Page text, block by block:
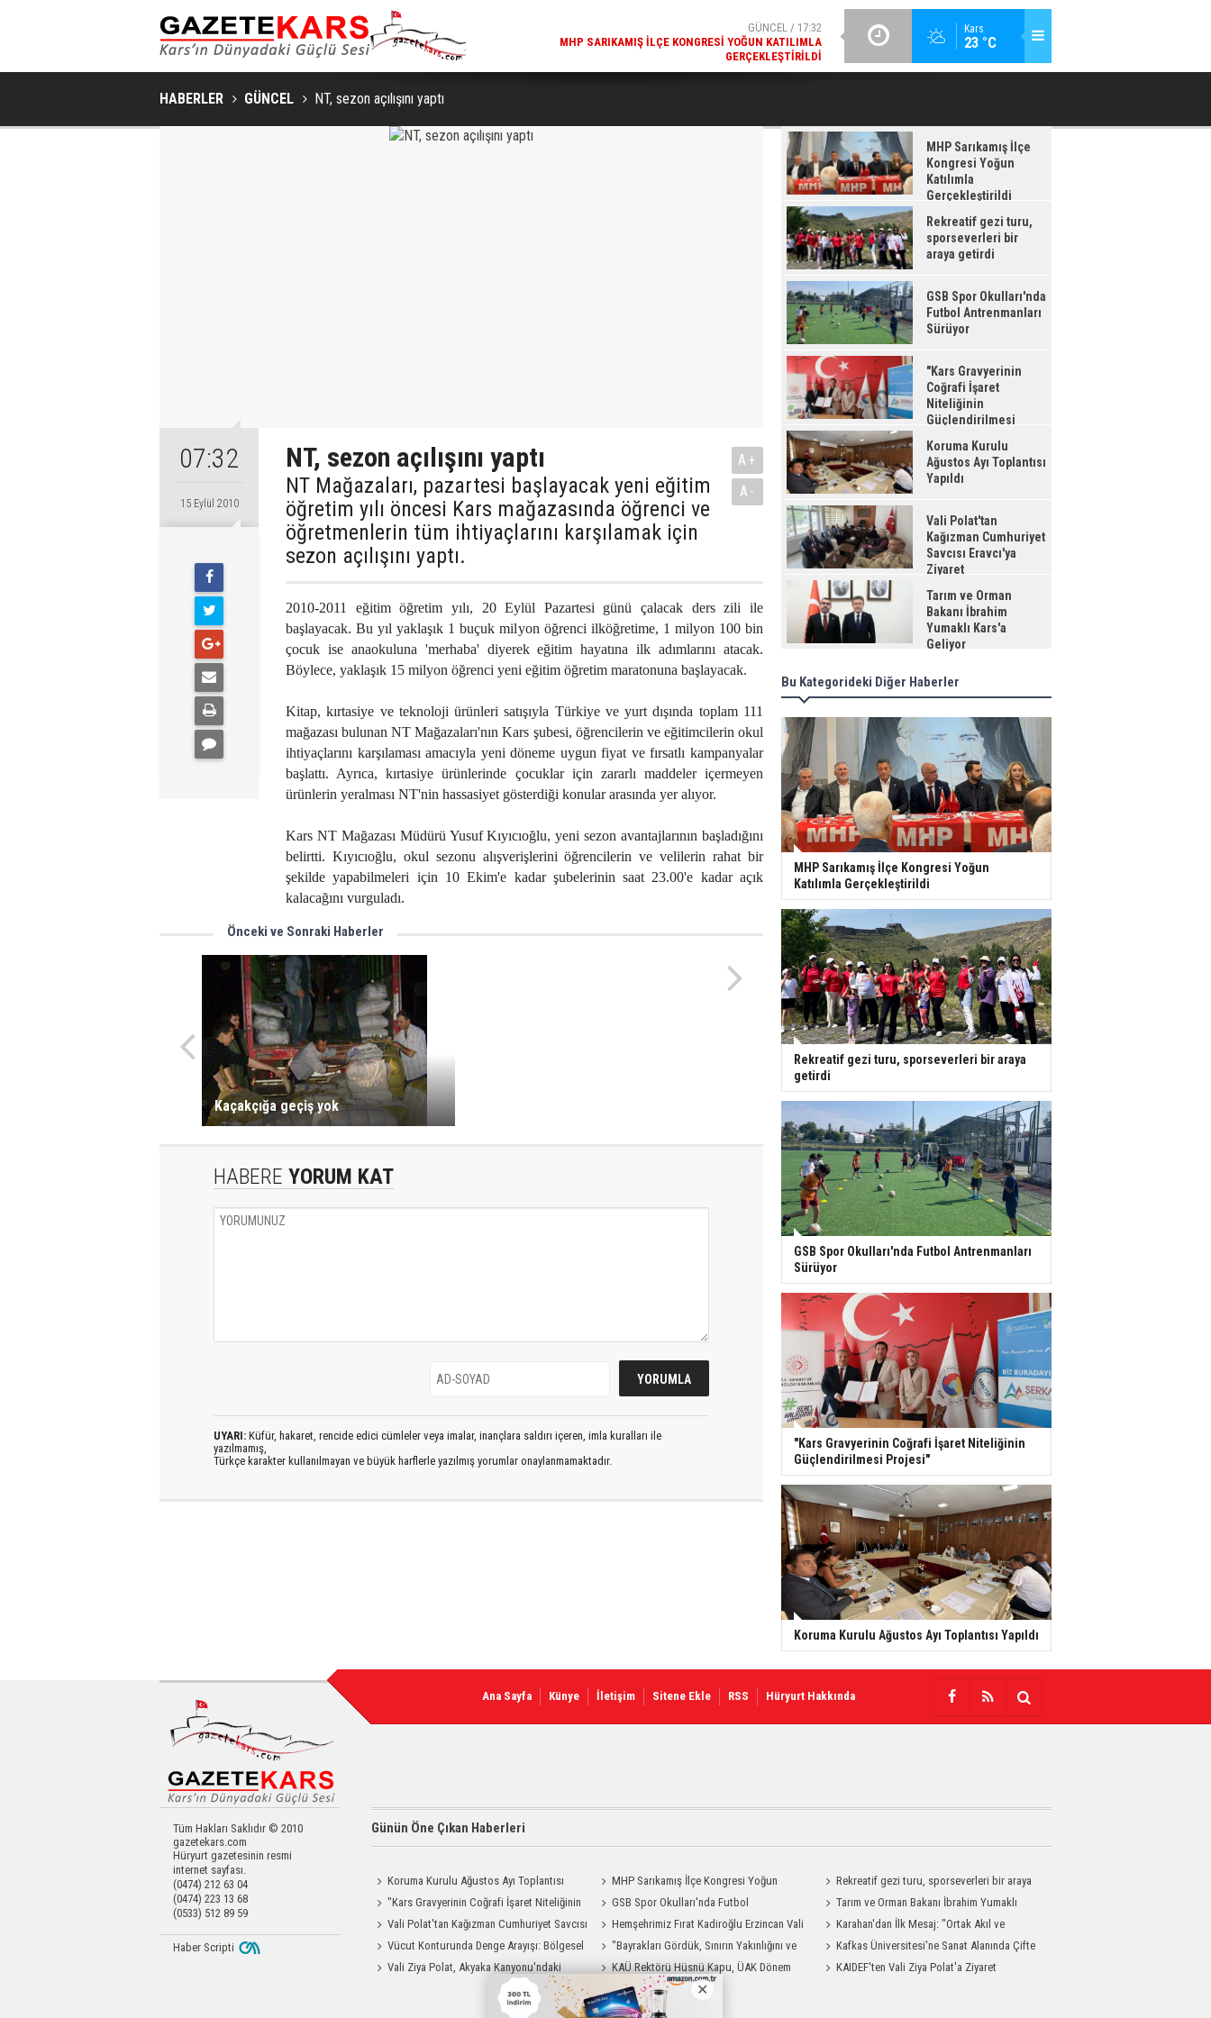
Kars
23 °C
GÜNCEL / 17:08
REKREATIF GEZI TURU, SPORSEVERLERI BIR ARAYA GETIRDI
GSB SPOR OKULLARI'NDA FUTBOL ANTRENMANLARI SÜRÜYOR
HABERLER GÜNCEL NT, sezon açılışını yaptı
07:32
15 Eylül 2010
NT, sezon açılışını yaptı
NT Mağazaları, pazartesi başlayacak yeni eğitim
öğretim yılı öncesi Kars mağazasında öğrenci ve
öğretmenlerin tüm ihtiyaçlarını karşılamak için
sezon açılışını yaptı.
A+
A-
2010-2011 eğitim öğretim yılı, 20 Eylül Pazartesi günü çalacak ders zili ile
başlayacak. Bu yıl yaklaşık 1 buçuk milyon öğrenci ilköğretime, 1 milyon 100 bin
çocuk ise anaokuluna 'merhaba' diyerek eğitim hayatına ilk adımlarını atacak.
Böylece, yaklaşık 15 milyon öğrenci yeni eğitim öğretim maratonuna başlayacak.
Kitap, kırtasiye ve teknoloji ürünleri satışıyla Türkiye ve yurt dışında toplam 111
mağazası bulunan NT Mağazaları'nın Kars şubesi, öğrencilerin ve eğitimcilerin okul
ihtiyaçlarını karşılaması amacıyla yeni döneme uygun fiyat ve fırsatlı kampanyalar
başlattı. Ayrıca, kırtasiye ürünlerinde çocuklar için zararlı maddeler içermeyen
ürünlerin yeralması NT'nin hassasiyet gösterdiği konular arasında yer alıyor.
Kars NT Mağazası Müdürü Yusuf Kıyıcıoğlu, yeni sezon avantajlarının başladığını
belirtti. Kıyıcıoğlu, okul sezonu alışverişlerini öğrencilerin ve velilerin rahat bir
şekilde yapabilmeleri için 10 Ekim'e kadar şubelerinin saat 23.00'e kadar açık
kalacağını vurguladı.
Önceki ve Sonraki Haberler
Kaçakçığa geçiş yok
HABERE YORUM KAT
UYARI: Küfür, hakaret, rencide edici cümleler veya imalar, inançlara saldırı içeren, imla kuralları ile
yazılmamış,
Türkçe karakter kullanılmayan ve büyük harflerle yazılmış yorumlar onaylanmamaktadır.
MHP Sarıkamış İlçe
Kongresi Yoğun
Katılımla
Gerçekleştirildi
Rekreatif gezi turu,
sporseverleri bir
araya getirdi
GSB Spor Okulları'nda
Futbol Antrenmanları
Sürüyor
"Kars Gravyerinin
Coğrafi İşaret
Niteliğinin
Güçlendirilmesi
Projesi"
Koruma Kurulu
Ağustos Ayı Toplantısı
Yapıldı
Vali Polat'tan
Kağızman Cumhuriyet
Savcısı Eravcı'ya
Ziyaret
Tarım ve Orman
Bakanı İbrahim
Yumaklı Kars'a
Geliyor
Bu Kategorideki Diğer Haberler
MHP Sarıkamış İlçe Kongresi Yoğun
Katılımla Gerçekleştirildi
Rekreatif gezi turu, sporseverleri bir araya
getirdi
GSB Spor Okulları'nda Futbol Antrenmanları
Sürüyor
"Kars Gravyerinin Coğrafi İşaret Niteliğinin
Güçlendirilmesi Projesi"
Koruma Kurulu Ağustos Ayı Toplantısı Yapıldı
Ana Sayfa Künye İletişim Sitene Ekle RSS Hüryurt Hakkında
Tüm Hakları Saklıdır © 2010
gazetekars.com
Hüryurt gazetesinin resmi
internet sayfası.
(0474) 212 63 04
(0474) 223 13 68
(0533) 512 89 59
Günün Öne Çıkan Haberleri
Koruma Kurulu Ağustos Ayı Toplantısı
Yapıldı
MHP Sarıkamış İlçe Kongresi Yoğun
Katılımla Gerçekleştirildi
Rekreatif gezi turu, sporseverleri bir araya
getirdi
"Kars Gravyerinin Coğrafi İşaret Niteliğinin
Güçlendirilmesi Projesi"
GSB Spor Okulları'nda Futbol
Antrenmanları Sürüyor
Tarım ve Orman Bakanı İbrahim Yumaklı
Kars'a Geliyor
Vali Polat'tan Kağızman Cumhuriyet Savcısı
Eravcı'ya Ziyaret
Hemşehrimiz Fırat Kadiroğlu Erzincan Vali
Yardımcılığına Atandı
Karahan'dan İlk Mesaj: "Ortak Akıl ve
Dayanışmayla Çalışacağız"
Vücut Konturunda Denge Arayışı: Bölgesel
Yağ Alma Sürecinin Tüm Aşamaları
"Bayrakları Gördük, Sınırın Yakınlığını ve
Uzaklığını Aynı Anda Hissettik"
Kafkas Üniversitesi'ne Sanat Alanında Çifte
Gurur
Vali Ziya Polat, Akyaka Kanyonu'ndaki
KAÜ Rektörü Hüsnü Kapu, ÜAK Dönem
Başkanlığını Devretti
KAIDEF'ten Vali Ziya Polat'a Ziyaret
Haber Scripti